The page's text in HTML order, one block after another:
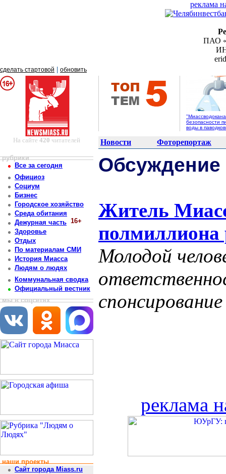
реклама
ПАО
сделать стартовой обновить
безопасности
воды в
На сайте 420 читателей Новости Фоторепортаж
рубрики
Все за сегодня
Официоз
Социум
Бизнес
Городское хозяйство
Среда обитания
Дежурная часть 16+
Здоровье
Отдых
По материалам СМИ
История Миасса
Людям о людях
Коммунальная сводка
Официальный вестник
мы в соцсетях
наши проекты
Сайт города Miass.ru
Житель
полмиллиона
Молодой
реклама